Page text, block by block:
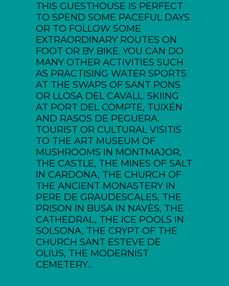
THIS GUESTHOUSE IS PERFECT
TO SPEND SOME PACEFUL DAYS
OR TO FOLLOW SOME
EXTRAORDINARY ROUTES ON
FOOT OR BY BIKE. YOU CAN DO
MANY OTHER ACTIVITIES SUCH
AS PRACTISING WATER SPORTS
AT THE SWAPS OF SANT PONS
OR LLOSA DEL CAVALL. SKIING
AT PORT DEL COMPTE, TUIXÉN
AND RASOS DE PEGUERA.
TOURIST OR CULTURAL VISITIS
TO THE ART MUSEUM OF
MUSHROOMS IN MONTMAJOR,
THE CASTLE, THE MINES OF SALT
IN CARDONA, THE CHURCH OF
THE ANCIENT MONASTERY IN
PERE DE GRAUDESCALES, THE
PRISON IN BUSA IN NAVÈS, THE
CATHEDRAL, THE ICE POOLS IN
SOLSONA, THE CRYPT OF THE
CHURCH SANT ESTEVE DE
OLIUS, THE MODERNIST
CEMETERY...